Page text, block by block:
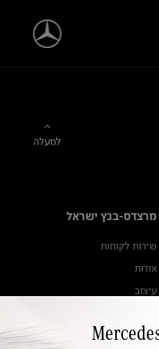
למעלה
מרצדס-בנץ ישראל
שירות לקוחות
אודות
עיצוב
מגזין מרצדס-בנץ